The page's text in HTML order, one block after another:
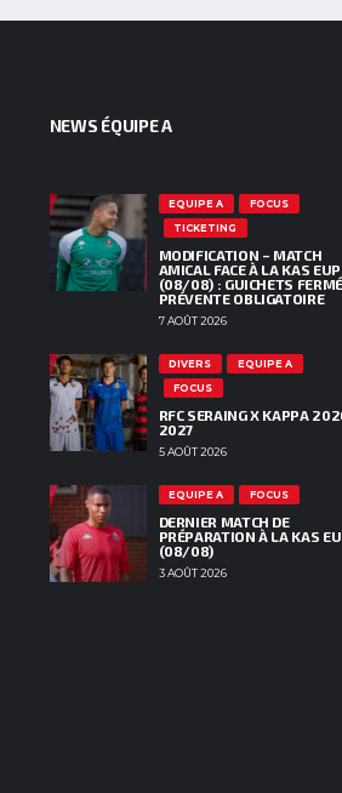
NEWS ÉQUIPE A
EQUIPE A
FOCUS
TICKETING
MODIFICATION – MATCH
AMICAL FACE À LA KAS
(08/08) : GUICHETS
PRÉVENTE OBLIGATOIRE
7 AOÛT 2026
DIVERS
EQUIPE A
FOCUS
RFC SERAING X KAPPA
2027
5 AOÛT 2026
EQUIPE A FOCUS
DERNIER MATCH DE
PRÉPARATION À LA KAS
(08/08)
3 AOÛT 2026